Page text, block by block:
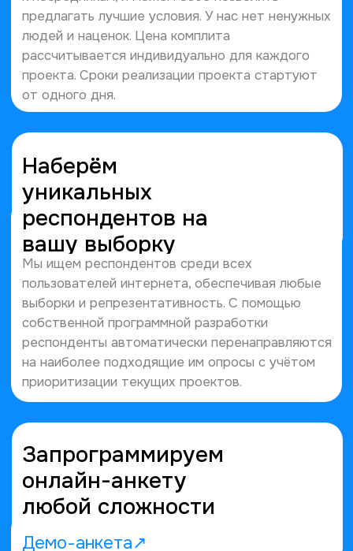
Нам доверяют
классные
компании
Мы ведём долгосрочные отношения
с клиентами и партнерами.
Проводим
в течение 2-ух лет
с 2016 года
Работали
над более
100 проектами
Реализовали более
с 2016 года
Провели более
50 опросов
Проводим
трекинг с 2017
года